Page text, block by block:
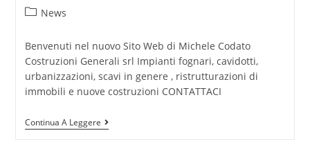
News
Benvenuti nel nuovo Sito Web di Michele Codato
Costruzioni Generali srl Impianti fognari, cavidotti,
urbanizzazioni, scavi in genere , ristrutturazioni di
immobili e nuove costruzioni CONTATTACI
Continua A Leggere